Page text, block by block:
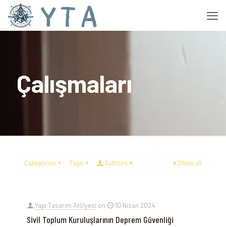
Çalışmaları
Categories Tags Authors Show all
Yapı Tasarım Atölyesi on 10 Nisan 2024
Sivil Toplum Kuruluşlarının Deprem Güvenliği